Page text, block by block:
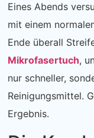
Eines Abends
mit einem
Ende überall
Mikrofasertuch,
nur schneller,
Reinigungsmittel.
Ergebnis.